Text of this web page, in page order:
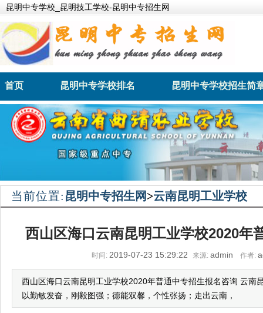
昆明中专学校_昆明技工学校-昆明中专招生网
首页 昆明中专学校排名 昆明中专学校招生简
昆明卫生职业学院 昆明财经管理学校
当前位置: 昆明中专招生网>云南昆明工业学校
西山区海口云南昆明工业学校2020年
时间: 2019-07-23 15:29:22 来源: admin 作者:
西山区海口云南昆明工业学校2020年普通中专招生报名咨询 云南
以勤敏发奋，刚毅图强；德能双馨，个性张扬；走出云南，